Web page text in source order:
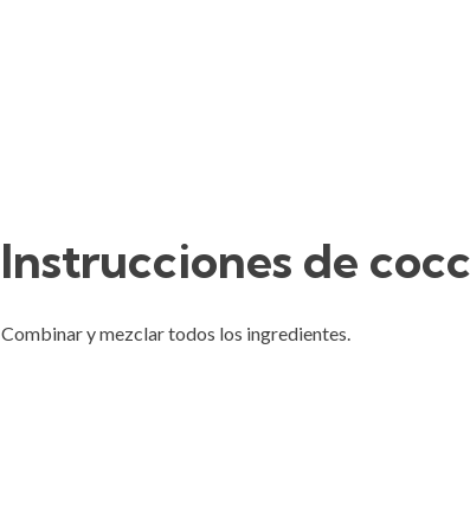
Instrucciones de
Combinar y mezclar todos los ingredientes.